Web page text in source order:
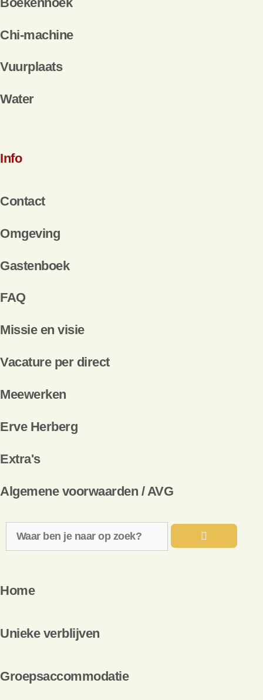
Chi-machine
Vuurplaats
Water
Info
Contact
Omgeving
Gastenboek
FAQ
Missie en visie
Vacature per direct
Meewerken
Erve Herberg
Extra's
Algemene voorwaarden / AVG
Home
Unieke verblijven
Groepsaccommodatie